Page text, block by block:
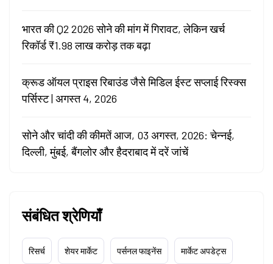
भारत की Q2 2026 सोने की मांग में गिरावट, लेकिन खर्च
रिकॉर्ड ₹1.98 लाख करोड़ तक बढ़ा
क्रूड ऑयल प्राइस रिबाउंड जैसे मिडिल ईस्ट सप्लाई रिस्क्स
पर्सिस्ट | अगस्त 4, 2026
सोने और चांदी की कीमतें आज, 03 अगस्त, 2026: चेन्नई,
दिल्ली, मुंबई, बैंगलोर और हैदराबाद में दरें जांचें
संबंधित श्रेणियाँ
रिसर्च शेयर मार्केट पर्सनल फाइनेंस मार्केट अपडेट्स